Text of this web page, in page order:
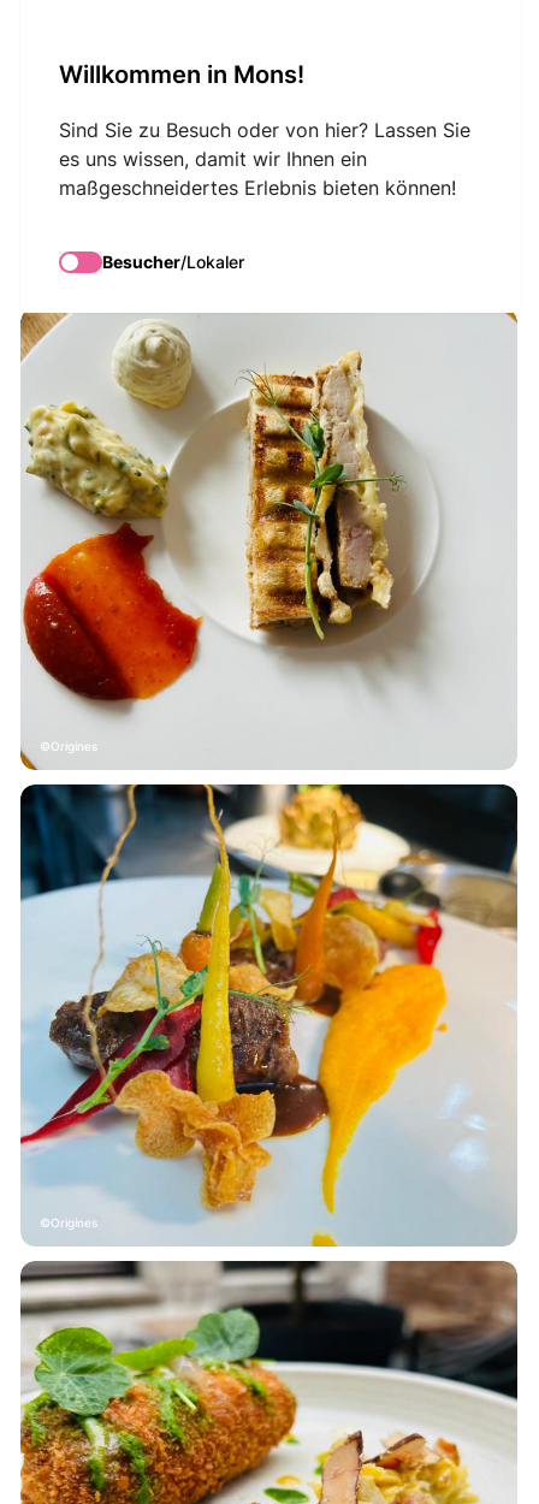
Willkommen in Mons!
Sind Sie zu Besuch oder von hier? Lassen Sie
es uns wissen, damit wir Ihnen ein
maßgeschneidertes Erlebnis bieten können!
Besucher/Lokaler
Origines
Origines
Origines